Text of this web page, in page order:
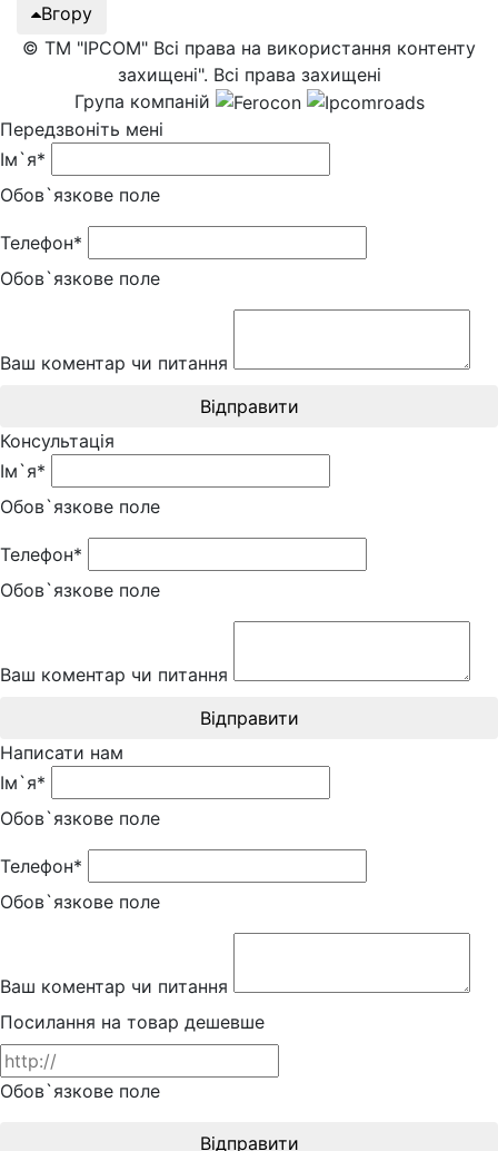
Вгору
© ТМ "IPCOM" Всі права на використання контенту
захищені". Всі права захищені
Група компаній
Передзвоніть мені
Ім`я*
Обов`язкове поле
Телефон*
Обов`язкове поле
Ваш коментар чи питання
Відправити
Консультація
Ім`я*
Обов`язкове поле
Телефон*
Обов`язкове поле
Ваш коментар чи питання
Відправити
Написати нам
Ім`я*
Обов`язкове поле
Телефон*
Обов`язкове поле
Ваш коментар чи питання
Посилання на товар дешевше
Обов`язкове поле
Відправити